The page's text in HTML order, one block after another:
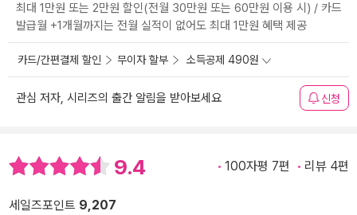
최대 1만원 또는 2만원 할인(전월 30만원 또는 60만원 이용 시) / 카드
발급월 +1개월까지는 전월 실적이 없어도 최대 1만원 혜택 제공
카드/간편결제 할인 무이자 할부 소득공제 490원
관심 저자, 시리즈의 출간 알림을 받아보세요 신청
9.4 100자평 7편 리뷰 4편
세일즈포인트 9,207